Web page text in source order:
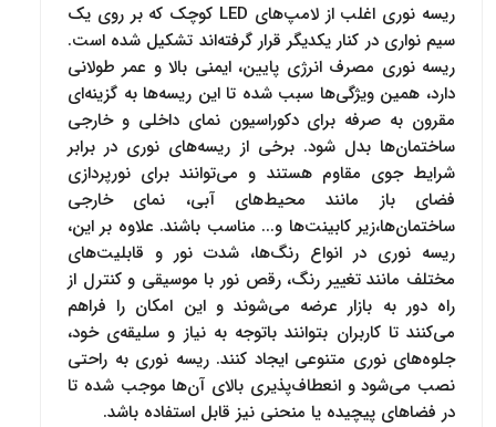
ریسه نوری اغلب از لامپ‌های LED کوچک که بر روی یک
سیم نواری در کنار یکدیگر قرار گرفته‌اند تشکیل شده‌ است.
ریسه نوری مصرف انرژی پایین، ایمنی بالا و عمر طولانی
دارد، همین ویژگی‌ها سبب شده تا این ریسه‌ها به گزینه‌ای
مقرون به صرفه برای دکوراسیون نمای داخلی و خارجی
ساختمان‌ها بدل شود. برخی از ریسه‌های نوری‌ در برابر
شرایط جوی مقاوم هستند و می‌توانند برای نورپردازی
فضای باز مانند محیط‌های آبی، نمای خارجی
ساختمان‌ها،زیر کابینت‌ها و... مناسب باشند. علاوه بر این،
ریسه‌ نوری در انواع رنگ‌ها، شدت نور و قابلیت‌های
مختلف مانند تغییر رنگ، رقص نور با موسیقی و کنترل از
راه دور به بازار عرضه می‌شوند و این امکان را فراهم
می‌کنند تا کاربران بتوانند باتوجه به نیاز و سلیقه‌ی خود،
جلوه‌های نوری متنوعی ایجاد کنند. ریسه‌ نوری به‌ راحتی
نصب می‌شود و انعطاف‌پذیری بالای آن‌ها موجب شده تا
در فضاهای پیچیده یا منحنی نیز قابل استفاده باشد.